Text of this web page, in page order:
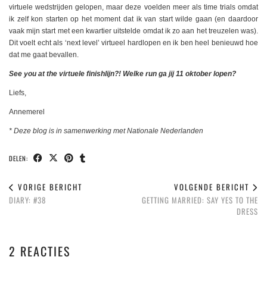
virtuele wedstrijden gelopen, maar deze voelden meer als time trials omdat
ik zelf kon starten op het moment dat ik van start wilde gaan (en daardoor
vaak mijn start met een kwartier uitstelde omdat ik zo aan het treuzelen was).
Dit voelt echt als ‘next level’ virtueel hardlopen en ik ben heel benieuwd hoe
dat me gaat bevallen.
See you at the virtuele finishlijn?! Welke run ga jij 11 oktober lopen?
Liefs,
Annemerel
* Deze blog is in samenwerking met Nationale Nederlanden
DELEN:
VORIGE BERICHT
DIARY: #38
VOLGENDE BERICHT
GETTING MARRIED: SAY YES TO THE
DRESS
2 REACTIES